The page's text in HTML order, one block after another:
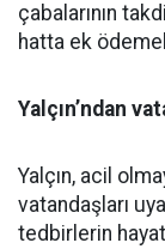
çabalarının
hatta ek
Yalçın’ndan
Yalçın, acil
vatandaşları
tedbirlerin